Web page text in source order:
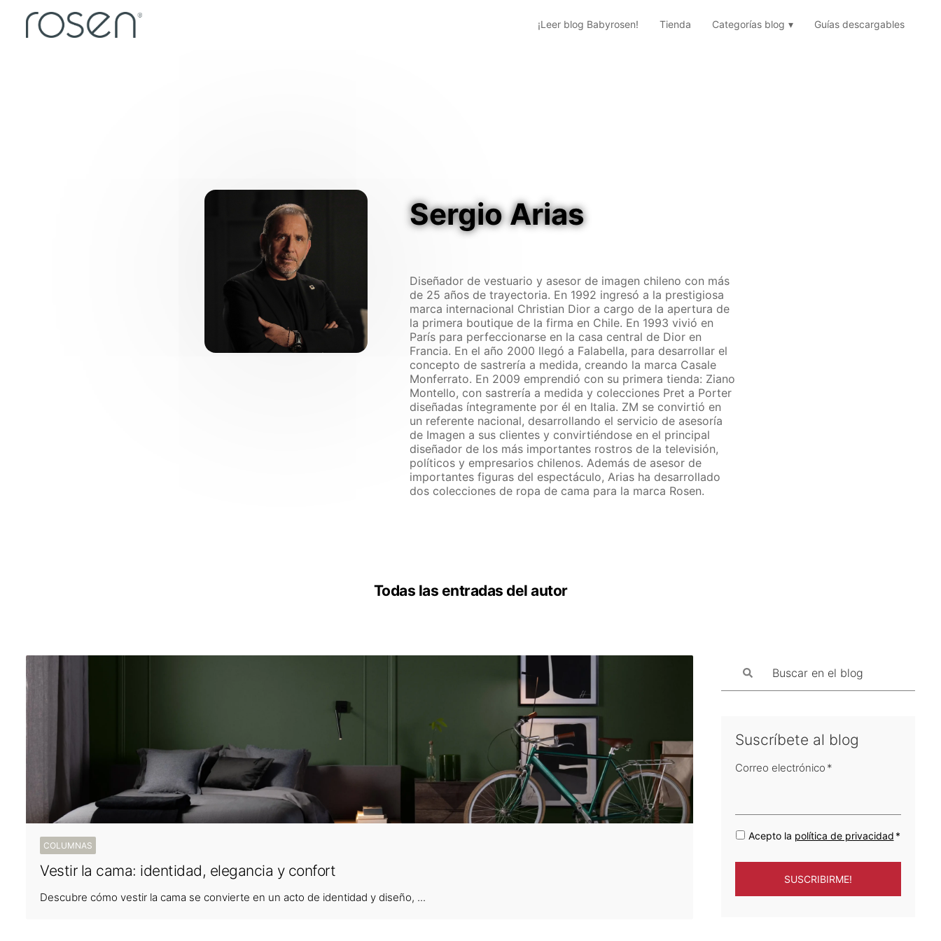
¡Leer blog Babyrosen! Tienda Categorías blog Guías descargables
Sergio Arias
Diseñador de vestuario y asesor de imagen chileno con más
de 25 años de trayectoria. En 1992 ingresó a la prestigiosa
marca internacional Christian Dior a cargo de la apertura de
la primera boutique de la firma en Chile. En 1993 vivió en
París para perfeccionarse en la casa central de Dior en
Francia. En el año 2000 llegó a Falabella, para desarrollar el
concepto de sastrería a medida, creando la marca Casale
Monferrato. En 2009 emprendió con su primera tienda: Ziano
Montello, con sastrería a medida y colecciones Pret a Porter
diseñadas íntegramente por él en Italia. ZM se convirtió en
un referente nacional, desarrollando el servicio de asesoría
de Imagen a sus clientes y convirtiéndose en el principal
diseñador de los más importantes rostros de la televisión,
políticos y empresarios chilenos. Además de asesor de
importantes figuras del espectáculo, Arias ha desarrollado
dos colecciones de ropa de cama para la marca Rosen.
Todas las entradas del autor
COLUMNAS
Vestir la cama: identidad, elegancia y confort
Descubre cómo vestir la cama se convierte en un acto de identidad y diseño, ...
Suscríbete al blog
Correo electrónico *
Acepto la política de privacidad *